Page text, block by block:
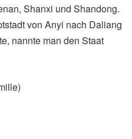
Shanxi und Shandong.
von Anyi nach Daliang
nannte man den Staat